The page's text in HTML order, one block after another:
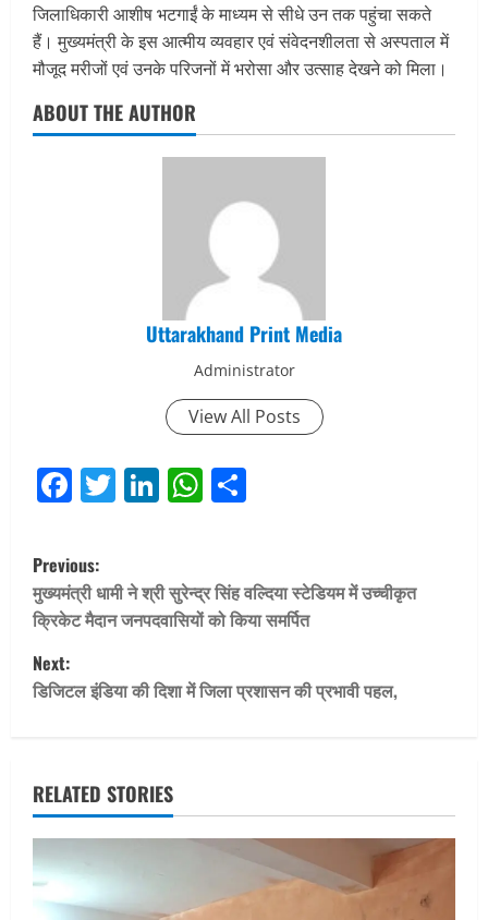
जिलाधिकारी आशीष भटगाईं के माध्यम से सीधे उन तक पहुंचा सकते
हैं। मुख्यमंत्री के इस आत्मीय व्यवहार एवं संवेदनशीलता से अस्पताल में
मौजूद मरीजों एवं उनके परिजनों में भरोसा और उत्साह देखने को मिला।
ABOUT THE AUTHOR
Uttarakhand Print Media
Administrator
View All Posts
Facebook
Twitter
LinkedIn
WhatsApp
P
o
s
t
a
v
i
Previous:
मुख्यमंत्री धामी ने श्री सुरेन्द्र सिंह वल्दिया स्टेडियम में उच्चीकृत
क्रिकेट मैदान जनपदवासियों को किया समर्पित
Next:
डिजिटल इंडिया की दिशा में जिला प्रशासन की प्रभावी पहल,
RELATED STORIES